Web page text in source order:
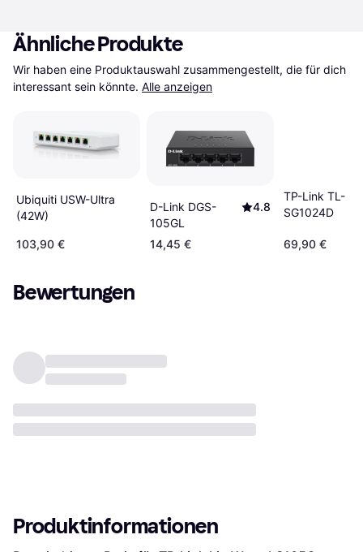
Ähnliche Produkte
Wir haben eine Produktauswahl zusammengestellt, die für dich
interessant sein könnte. Alle anzeigen
Ubiquiti USW-Ultra
(42W)
103,90 €
D-Link DGS-
105GL
4.8
14,45 €
TP-Link TL-
SG1024D
69,90 €
Bewertungen
Produktinformationen